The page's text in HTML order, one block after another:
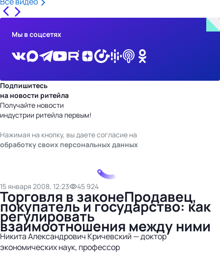
Мы в соцсетях
Подпишитесь
на новости ритейла
Получайте новости
индустрии ритейла первым!
Нажимая на кнопку, вы даете согласие на
обработку своих персональных данных
15 января 2008, 12:23 45 924
Торговля в законеПродавец,
покупатель и государство: как
регулировать
взаимоотношения между ними
Никита Александрович Кричевский — доктор
экономических наук, профессор